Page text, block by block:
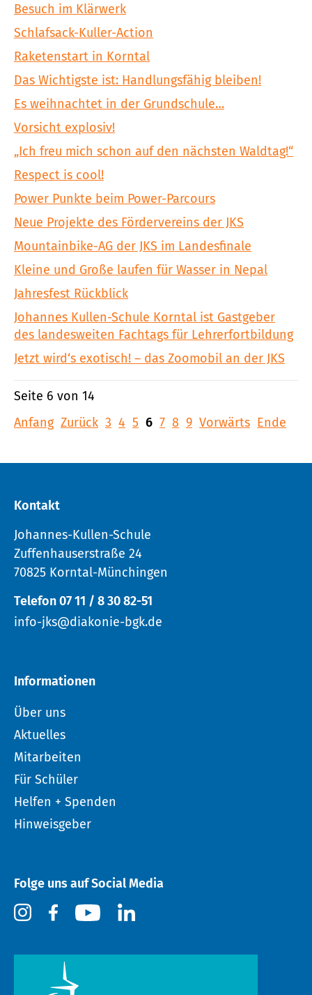
Besuch im Klärwerk
Schlafsack-Kuller-Action
Raketenstart in Korntal
Das Wichtigste ist: Handlungsfähig bleiben!
Es weihnachtet in der Grundschule…
Vorsicht explosiv!
„Ich freu mich schon auf den nächsten Waldtag!“
Respect is cool!
Power Punkte beim Power-Parcours
Neue Projekte des Fördervereins der JKS
Mountainbike-AG der JKS im Landesfinale
Kleine und Große laufen für Wasser in Nepal
Jahresfest Rückblick
Johannes Kullen-Schule Korntal ist Gastgeber
des landesweiten Fachtags für Lehrerfortbildung
Jetzt wird‘s exotisch! – das Zoomobil an der JKS
Seite 6 von 14
Anfang Zurück 3 4 5 6 7 8 9 Vorwärts Ende
Kontakt
Johannes-Kullen-Schule
Zuffenhauserstraße 24
70825 Korntal-Münchingen
Telefon 07 11 / 8 30 82-51
info-jks@diakonie-bgk.de
Informationen
Über uns
Aktuelles
Mitarbeiten
Für Schüler
Helfen + Spenden
Hinweisgeber
Folge uns auf Social Media